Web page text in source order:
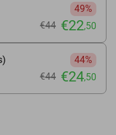
49%
€44 €22,50
44%
€44 €24,50